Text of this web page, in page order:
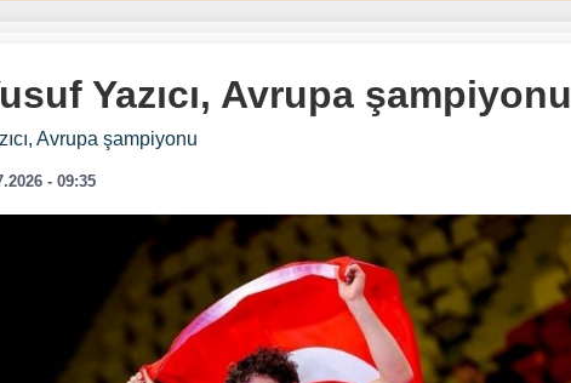
Yazıcı, Avrupa şampiyonu
Avrupa şampiyonu
- 09:35